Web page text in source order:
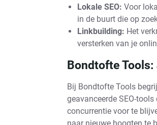
Lokale SEO: Voor
in de buurt die op
Linkbuilding: Het
versterken van je
Bondtofte
Bij Bondtofte Tools
geavanceerde SEO-
concurrentie voor te